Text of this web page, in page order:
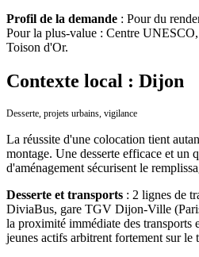
Profil de la demande : Pour du
Pour la plus-value : Centre
Toison d'Or.
Contexte local : Dijon
Desserte, projets urbains, vigilance
La réussite d'une colocation tient
montage. Une desserte efficace et un
d'aménagement sécurisent le
Desserte et transports : 2 lignes de
DiviaBus, gare TGV Dijon-Ville
la proximité immédiate des transports
jeunes actifs arbitrent fortement sur le